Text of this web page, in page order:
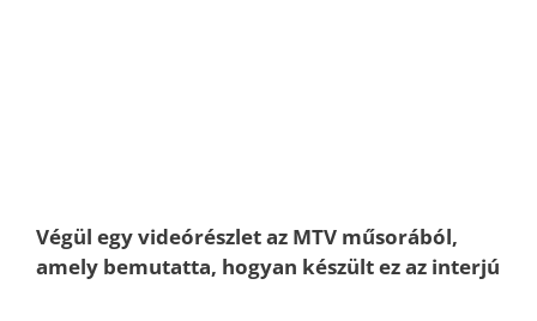
Végül egy videórészlet az MTV műsorából,
amely bemutatta, hogyan készült ez az interjú